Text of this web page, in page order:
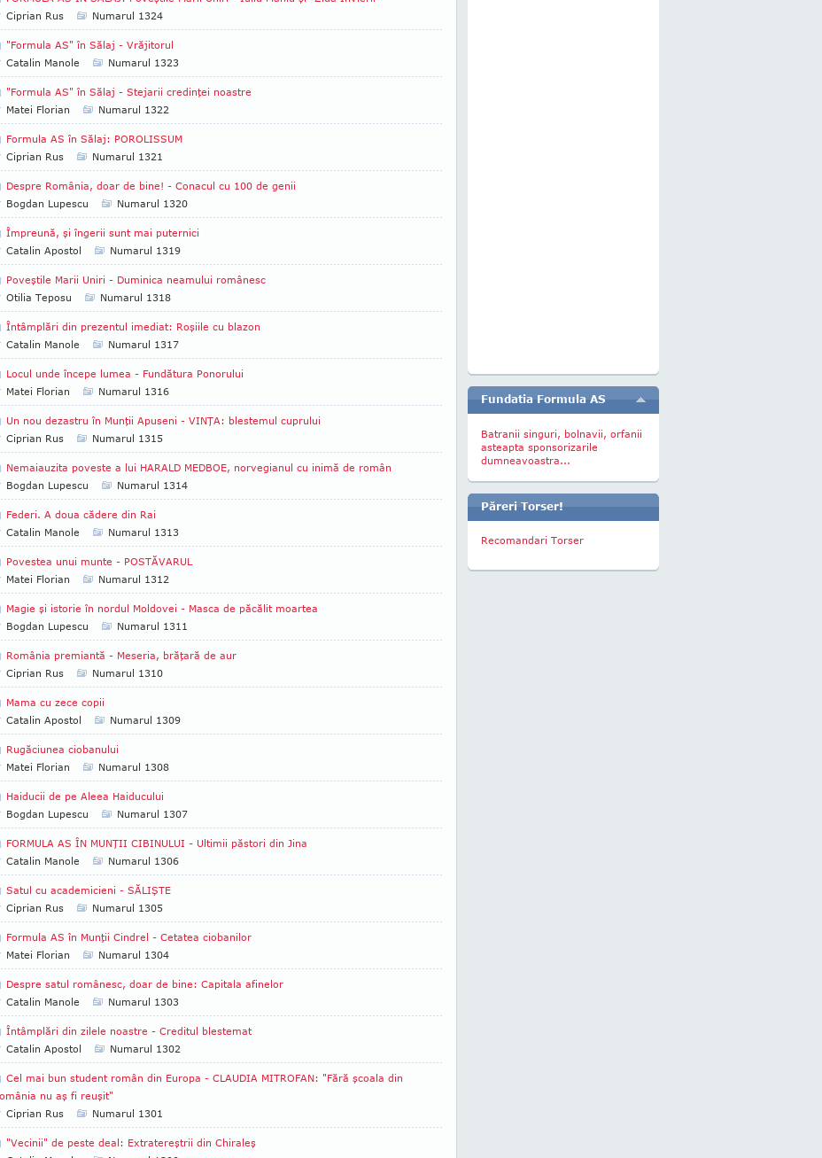
Ciprian Rus
Numarul 1324
"Formula AS" în Sălaj - Vrăjitorul
Catalin Manole
Numarul 1323
"Formula AS" în Sălaj - Stejarii credinţei noastre
Matei Florian
Numarul 1322
Formula AS în Sălaj: POROLISSUM
Ciprian Rus
Numarul 1321
Despre România, doar de bine! - Conacul cu 100 de genii
Bogdan Lupescu
Numarul 1320
Împreună, şi îngerii sunt mai puternici
Catalin Apostol
Numarul 1319
Poveştile Marii Uniri - Duminica neamului românesc
Otilia Teposu
Numarul 1318
Întâmplări din prezentul imediat: Roşiile cu blazon
Catalin Manole
Numarul 1317
Locul unde începe lumea - Fundătura Ponorului
Matei Florian
Numarul 1316
Un nou dezastru în Munţii Apuseni - VINŢA: blestemul cuprului
Ciprian Rus
Numarul 1315
Nemaiauzita poveste a lui HARALD MEDBOE, norvegianul cu inimă de român
Bogdan Lupescu
Numarul 1314
Federi. A doua cădere din Rai
Catalin Manole
Numarul 1313
Povestea unui munte - POSTĂVARUL
Matei Florian
Numarul 1312
Magie şi istorie în nordul Moldovei - Masca de păcălit moartea
Bogdan Lupescu
Numarul 1311
România premiantă - Meseria, brăţară de aur
Ciprian Rus
Numarul 1310
Mama cu zece copii
Catalin Apostol
Numarul 1309
Rugăciunea ciobanului
Matei Florian
Numarul 1308
Haiducii de pe Aleea Haiducului
Bogdan Lupescu
Numarul 1307
FORMULA AS ÎN MUNŢII CIBINULUI - Ultimii păstori din Jina
Catalin Manole
Numarul 1306
Satul cu academicieni - SĂLIŞTE
Ciprian Rus
Numarul 1305
Formula AS în Munţii Cindrel - Cetatea ciobanilor
Matei Florian
Numarul 1304
Despre satul românesc, doar de bine: Capitala afinelor
Catalin Manole
Numarul 1303
Întâmplări din zilele noastre - Creditul blestemat
Catalin Apostol
Numarul 1302
Cel mai bun student român din Europa - CLAUDIA MITROFAN: "Fără şcoala din
nu aş fi reuşit"
Ciprian Rus
Numarul 1301
"Vecinii" de peste deal: Extratereştrii din Chiraleş
Fundatia Formula AS
Batranii singuri, bolnavii, orfanii
asteapta sponsorizarile
dumneavoastra...
Păreri Torser!
Recomandari Torser